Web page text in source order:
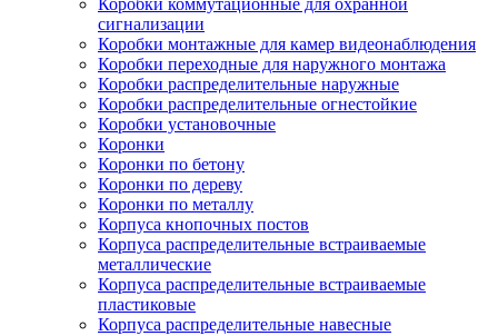
сигнализации
Коробки монтажные для камер видеонаблюдения
Коробки переходные для наружного монтажа
Коробки распределительные наружные
Коробки распределительные огнестойкие
Коробки установочные
Коронки
Коронки по бетону
Коронки по дереву
Коронки по металлу
Корпуса кнопочных постов
Корпуса распределительные встраиваемые
металлические
Корпуса распределительные встраиваемые
пластиковые
Корпуса распределительные навесные